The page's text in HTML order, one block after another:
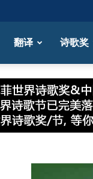
翻译 诗歌奖